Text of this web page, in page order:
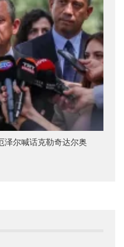
泽尔喊话克勒奇达尔奥